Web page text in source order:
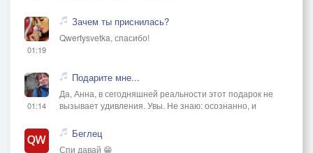
От Востока
Облагаются оброком
За ношение носов».
Ниже подпись и приписка:
«Если что - пришлём солдат.
01:19
Зачем ты приснилась?
Qwertysvetka, спасибо!
01:14
Подарите мне...
Да, Анна, в сегодняшней реальности этот подарок не
вызывает удивления. Увы. Не знаю: осознанно, и
Беглец
Спи давай 😁